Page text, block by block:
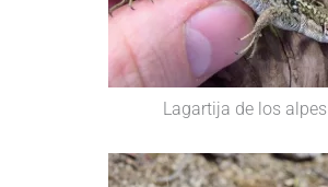
Lagartija de los alpes